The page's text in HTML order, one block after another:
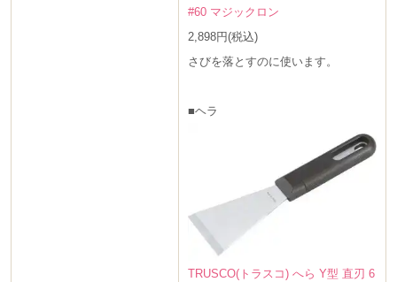
#60 マジックロン
2,898円(税込)
さびを落とすのに使います。
■ヘラ
TRUSCO(トラスコ) へら Y型 直刃 6